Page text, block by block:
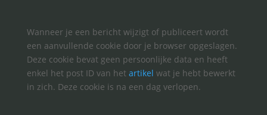
Wanneer je een bericht wijzigt of publiceert wordt
een aanvullende cookie door je browser opgeslagen.
Deze cookie bevat geen persoonlijke data en heeft
enkel het post ID van het artikel wat je hebt bewerkt
in zich. Deze cookie is na een dag verlopen.